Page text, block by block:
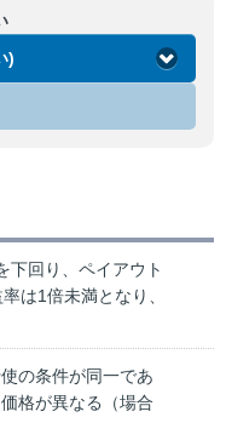
)
下回り、ペイアウト
は1倍未満となり、
の条件が同一であ
格が異なる（場合